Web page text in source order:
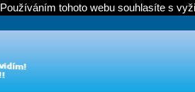
Používáním tohoto webu souhlasíte s